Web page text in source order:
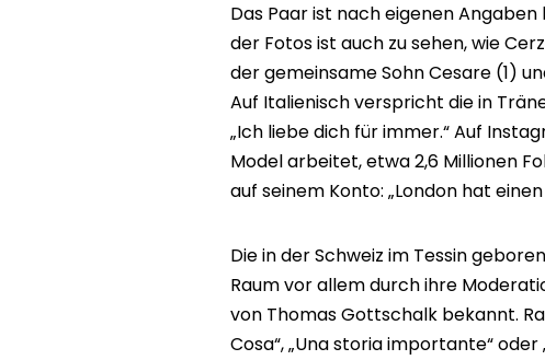
Das Paar ist nach eigenen
der Fotos ist auch zu sehen, wie
der gemeinsame Sohn Cesare (1)
Auf Italienisch verspricht die in
„Ich liebe dich für immer.“ Auf
Model arbeitet, etwa 2,6 Millionen
auf seinem Konto: „London hat
Die in der Schweiz im Tessin
Raum vor allem durch ihre
von Thomas Gottschalk bekannt.
Cosa“, „Una storia importante“